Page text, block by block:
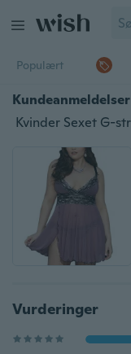
Populært
Kundeanmeldelser
Vurderinger